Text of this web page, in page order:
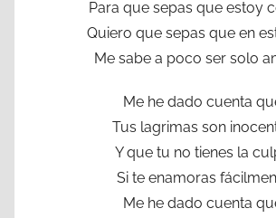
Para que sepas que estoy
Quiero que sepas que en
Me sabe a poco ser solo
Me he dado cuenta
Tus lagrimas son
Y que tu no tienes la
Si te enamoras
Me he dado cuenta